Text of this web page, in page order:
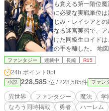
も覚える第一階位
に必要な実戦単位
じみ・レイシアとの約束
なる迷宮実習で、
けた同級生ロイド
の手を離した。 地図にない迷宮の深層。 死にかけたアルトへ
語りかけたのは、世
と魔物の力だけを喰
遠い最強幼なじみ。
見捨てられた最下位
になるまでの物語。
ファンタジー 連載中 長編 R15
24h.ポイント 0pt
小説 228,585 位 / 228,585件 ファン
異世界 ファンタジー 魔法 学
なろう同時掲載
勇者 ハーレム